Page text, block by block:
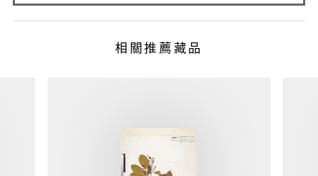
相關推薦藏品